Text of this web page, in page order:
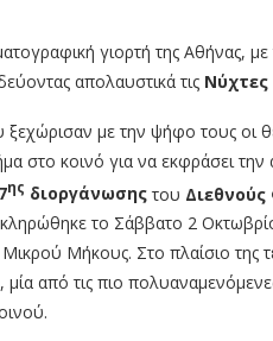
γιορτή της Αθήνας,
απολαυστικά τις Νύχτες
ξεχώρισαν με την ψήφο τους οι
στο κοινό για να εκφράσει την
ης διοργάνωσης του
το Σάββατο 2
Μήκους. Στο πλαίσιο της
από τις πιο πολυαναμενόμενες